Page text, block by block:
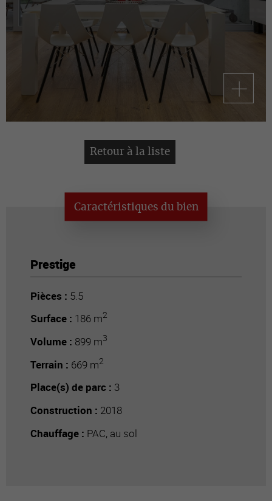
Retour à la liste
Caractéristiques du bien
Prestige
Pièces : 5.5
Surface : 186 m2
Volume : 899 m3
Terrain : 669 m2
Place(s) de parc : 3
Construction : 2018
Chauffage : PAC, au sol